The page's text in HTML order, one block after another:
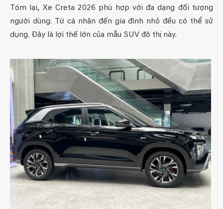
Tóm lại, Xe Creta 2026 phù hợp với đa dạng đối tượng
người dùng. Từ cá nhân đến gia đình nhỏ đều có thể sử
dụng. Đây là lợi thế lớn của mẫu SUV đô thị này.